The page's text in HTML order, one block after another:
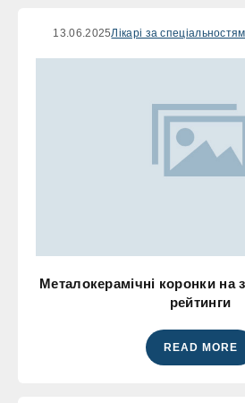
13.06.2025Лікарі за
Металокерамічні коронки на
рейтинги
READ MORE